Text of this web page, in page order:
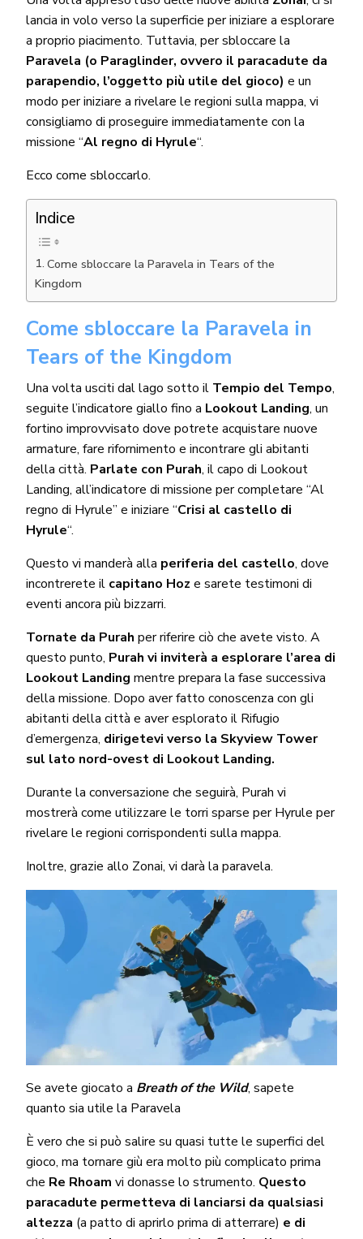
lancia in volo verso la superficie per iniziare a esplorare
a proprio piacimento. Tuttavia, per sbloccare la
Paravela (o Paraglinder, ovvero il paracadute da
parapendio, l’oggetto più utile del gioco) e un
modo per iniziare a rivelare le regioni sulla mappa, vi
consigliamo di proseguire immediatamente con la
missione “Al regno di Hyrule“.
Ecco come sbloccarlo.
Indice
Come sbloccare la Paravela in Tears of the
Kingdom
Come sbloccare la Paravela in
Tears of the Kingdom
Una volta usciti dal lago sotto il Tempio del Tempo,
seguite l’indicatore giallo fino a Lookout Landing, un
fortino improvvisato dove potrete acquistare nuove
armature, fare rifornimento e incontrare gli abitanti
della città. Parlate con Purah, il capo di Lookout
Landing, all’indicatore di missione per completare “Al
regno di Hyrule” e iniziare “Crisi al castello di
Hyrule“.
Questo vi manderà alla periferia del castello, dove
incontrerete il capitano Hoz e sarete testimoni di
eventi ancora più bizzarri.
Tornate da Purah per riferire ciò che avete visto. A
questo punto, Purah vi inviterà a esplorare l’area di
Lookout Landing mentre prepara la fase successiva
della missione. Dopo aver fatto conoscenza con gli
abitanti della città e aver esplorato il Rifugio
d’emergenza, dirigetevi verso la Skyview Tower
sul lato nord-ovest di Lookout Landing.
Durante la conversazione che seguirà, Purah vi
mostrerà come utilizzare le torri sparse per Hyrule per
rivelare le regioni corrispondenti sulla mappa.
Inoltre, grazie allo Zonai, vi darà la paravela.
Se avete giocato a Breath of the Wild, sapete
quanto sia utile la Paravela
È vero che si può salire su quasi tutte le superfici del
gioco, ma tornare giù era molto più complicato prima
che Re Rhoam vi donasse lo strumento. Questo
paracadute permetteva di lanciarsi da qualsiasi
altezza (a patto di aprirlo prima di atterrare) e di